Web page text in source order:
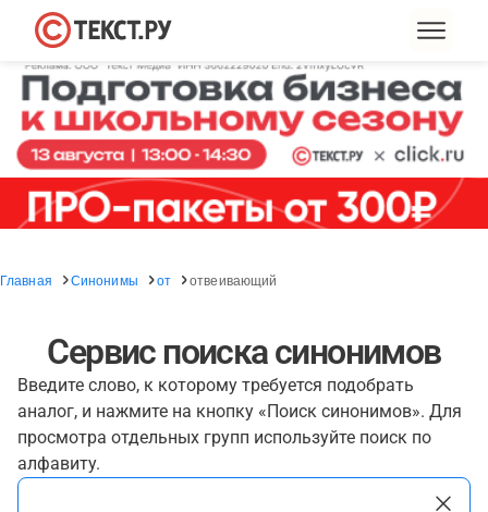
Главная Синонимы от отвеивающий
Сервис поиска синонимов
Введите слово, к которому требуется подобрать
аналог, и нажмите на кнопку «Поиск синонимов». Для
просмотра отдельных групп используйте поиск по
алфавиту.